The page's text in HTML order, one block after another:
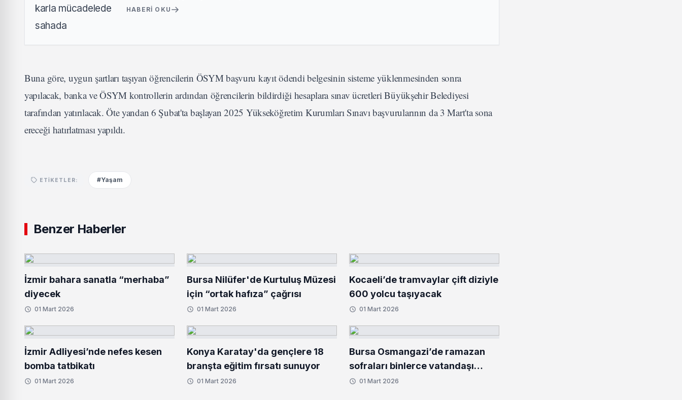
HABERI OKU
Buna göre, uygun şartları taşıyan öğrencilerin ÖSYM başvuru kayıt ödendi belgesinin sisteme yüklenmesinden sonra
yapılacak, banka ve ÖSYM kontrollerin ardından öğrencilerin bildirdiği hesaplara sınav ücretleri Büyükşehir Belediyesi
tarafından yatırılacak. Öte yandan 6 Şubat'ta başlayan 2025 Yükseköğretim Kurumları Sınavı başvurularının da 3 Mart'ta sona
ereceği hatırlatması yapıldı.
ETIKETLER: #Yaşam
Benzer Haberler
İzmir bahara sanatla “merhaba”
diyecek
01 Mart 2026
Bursa Nilüfer'de Kurtuluş Müzesi
için “ortak hafıza” çağrısı
01 Mart 2026
Kocaeli’de tramvaylar çift diziyle
600 yolcu taşıyacak
01 Mart 2026
İzmir Adliyesi’nde nefes kesen
bomba tatbikatı
01 Mart 2026
Konya Karatay'da gençlere 18
branşta eğitim fırsatı sunuyor
01 Mart 2026
Bursa Osmangazi’de ramazan
sofraları binlerce vatandaşı
buluşturuyor
01 Mart 2026